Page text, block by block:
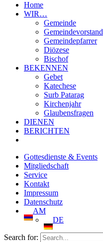
Home
WIR…
Gemeinde
Gemeindevorstand
Gemeindepfarrer
Diözese
Bischof
BEKENNEN
Gebet
Katechese
Surb Patarag
Kirchenjahr
Glaubensfragen
DIENEN
BERICHTEN
Gottesdienste & Events
Mitgliedschaft
Service
Kontakt
Impressum
Datenschutz
AM
DE
Search for: